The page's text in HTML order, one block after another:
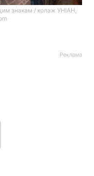
знакам / колаж УНІАН,
Реклама